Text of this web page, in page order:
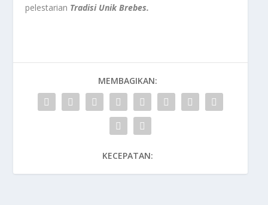
pelestarian Tradisi Unik Brebes.
MEMBAGIKAN:
KECEPATAN: